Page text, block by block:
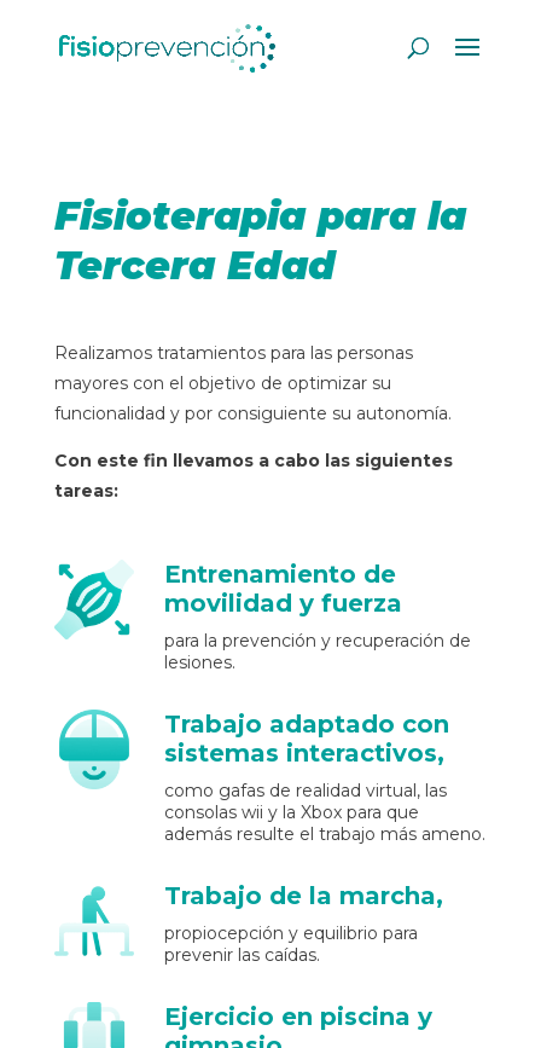
Fisioterapia para la
Tercera Edad
Realizamos tratamientos para las personas
mayores con el objetivo de optimizar su
funcionalidad y por consiguiente su autonomía.
Con este fin llevamos a cabo las siguientes
tareas:
Entrenamiento de
movilidad y fuerza
para la prevención y recuperación de
lesiones.
Trabajo adaptado con
sistemas interactivos,
como gafas de realidad virtual, las
consolas wii y la Xbox para que
además resulte el trabajo más ameno.
Trabajo de la marcha,
propiocepción y equilibrio para
prevenir las caídas.
Ejercicio en piscina y